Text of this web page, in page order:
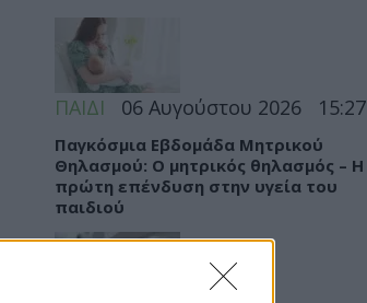
ΠΑΙΔΙ 06 Αυγούστου 2026 15:27
Παγκόσμια Εβδομάδα Μητρικού
Θηλασμού: Ο μητρικός θηλασμός – Η
πρώτη επένδυση στην υγεία του
παιδιού